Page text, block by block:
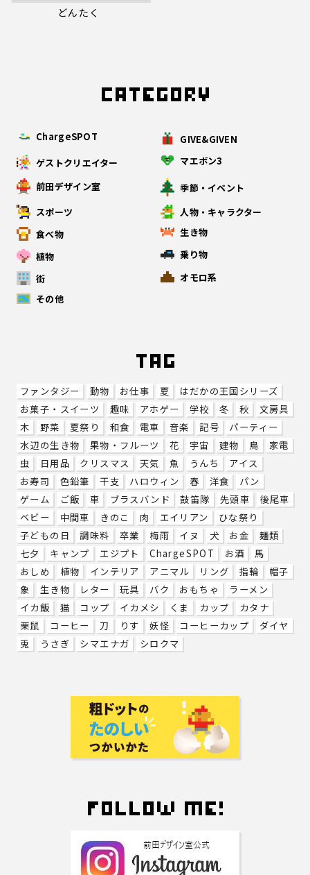
ChargeSPOT
GIVE&GIVEN
ゲストクリエイター
マエボン3
前田デザイン室
季節・イベント
スポーツ
人物・キャラクター
食べ物
生き物
植物
乗り物
街
オモロ系
その他
ファンタジー 動物 お仕事 夏
はだかの王国シリーズ
お菓子・スイーツ
趣味 アホゲー 学校 冬 秋
文房具
木
野菜 夏祭り 和食 電車 音楽 記号
パーティー
水辺の生き物
果物・フルーツ 花 宇宙 建物 鳥
家電
虫
日用品 クリスマス 天気 魚 うんち
アイス
お寿司
色鉛筆 干支 ハロウィン 春 洋食
パン
ゲーム
ご飯 車 ブラスバンド 鼓笛隊 先頭車
後尾車
ベビー
中間車 きのこ 肉 エイリアン
ひな祭り
子どもの日
調味料 卒業 梅雨 イヌ 犬 お金
麺類
七夕
キャンプ エジプト ChargeSPOT お酒
馬
おしめ
植物 インテリア アニマル リング 指輪
帽子
象
生き物 レター 玩具 バク おもちゃ
ラーメン
イカ飯
猫 コップ イカメシ くま カップ
カタナ
栗鼠
コーヒー 刀 りす 妖怪 コーヒーカップ
ダイヤ
兎
うさぎ シマエナガ シロクマ
どんたく